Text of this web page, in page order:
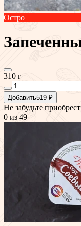
Остро
310 г
Добавить519 ₽
Не забудьте
0 из 49